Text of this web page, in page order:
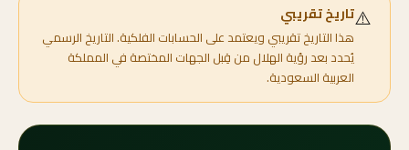
⚠️تاريخ تقريبي
هذا التاريخ تقريبي ويعتمد على الحسابات الفلكية. التاريخ الرسمي
يُحدد بعد رؤية الهلال من قِبل الجهات المختصة في المملكة
العربية السعودية.